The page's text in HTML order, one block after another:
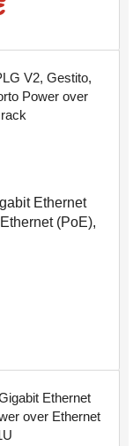
Ethernet
(PoE),